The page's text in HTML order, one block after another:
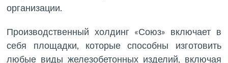
организации.
Производственный холдинг «Союз» включает в
себя площадки, которые способны изготовить
любые виды железобетонных изделий, включая